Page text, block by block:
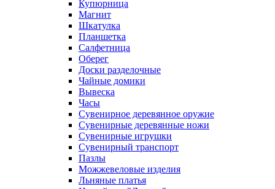
Купюрница
Магнит
Шкатулка
Планшетка
Салфетница
Оберег
Доски разделочные
Чайные домики
Вывеска
Часы
Сувенирное деревянное оружие
Сувенирные деревянные ножи
Сувенирные игрушки
Сувенирный транспорт
Пазлы
Можжевеловые изделия
Льняные платья